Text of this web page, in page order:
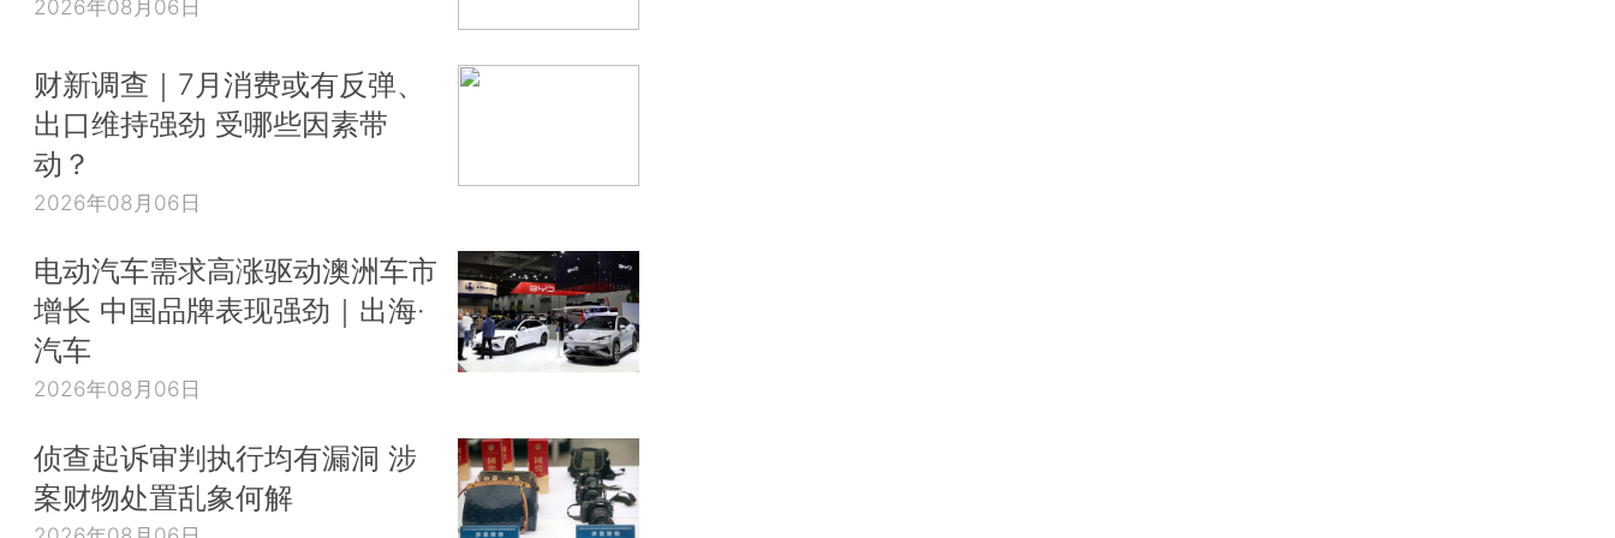
2026年08月06日
财新调查｜7月消费或有反弹、
出口维持强劲 受哪些因素带
动？
2026年08月06日
电动汽车需求高涨驱动澳洲车市
增长 中国品牌表现强劲｜出海·
汽车
2026年08月06日
侦查起诉审判执行均有漏洞 涉
案财物处置乱象何解